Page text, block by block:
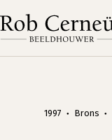
naar
de
inhoud
1997 Brons